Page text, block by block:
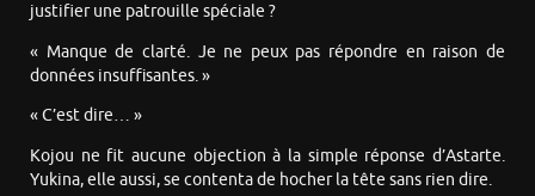
justifier une patrouille spéciale ?
« Manque de clarté. Je ne peux pas répondre en raison de
données insuffisantes. »
« C’est dire… »
Kojou ne fit aucune objection à la simple réponse d’Astarte.
Yukina, elle aussi, se contenta de hocher la tête sans rien dire.